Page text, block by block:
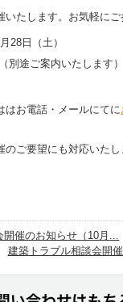
たします。お気軽にご
28日（土）
別途ご案内いたします）
はお電話・メールにてに
ご要望にも対応いた
開催のお知らせ（10月...
建築トラブル相談会開